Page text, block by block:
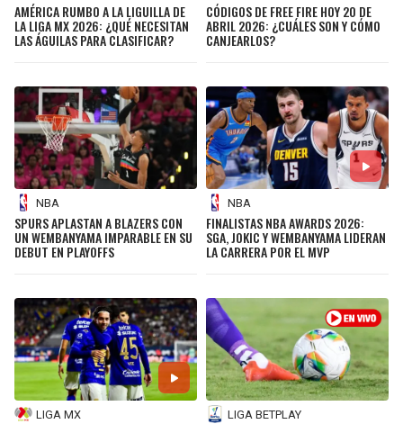
AMÉRICA RUMBO A LA LIGUILLA DE
LA LIGA MX 2026: ¿QUÉ NECESITAN
LAS ÁGUILAS PARA CLASIFICAR?
CÓDIGOS DE FREE FIRE HOY 20 DE
ABRIL 2026: ¿CUÁLES SON Y CÓMO
CANJEARLOS?
NBA
SPURS APLASTAN A BLAZERS CON
UN WEMBANYAMA IMPARABLE EN SU
DEBUT EN PLAYOFFS
NBA
FINALISTAS NBA AWARDS 2026:
SGA, JOKIC Y WEMBANYAMA LIDERAN
LA CARRERA POR EL MVP
LIGA MX LIGA BETPLAY